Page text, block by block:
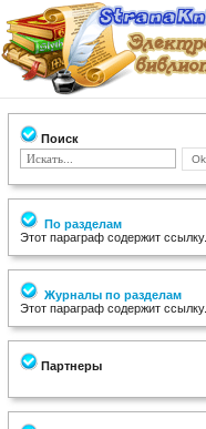
Поиск
По разделам
Этот параграф содержит ссылку.
Журналы по разделам
Этот параграф содержит ссылку.
Партнеры